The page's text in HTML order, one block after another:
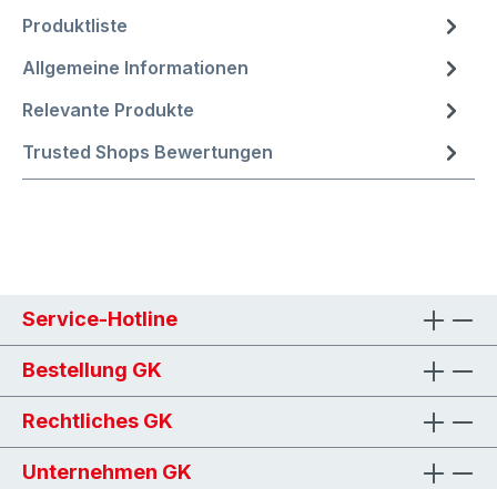
Produktliste
Allgemeine Informationen
Relevante Produkte
Trusted Shops Bewertungen
Service-Hotline
Bestellung GK
Rechtliches GK
Unternehmen GK